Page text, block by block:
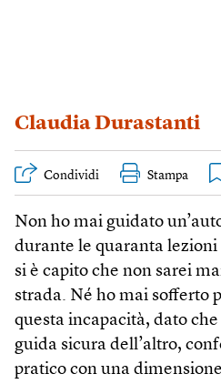
Claudia Durastanti
Condividi Stampa
Non ho mai guidato
durante le quaranta
si è capito che non sarei
strada. Né ho mai sofferto
questa incapacità, dato
guida sicura dell’altro,
pratico con una